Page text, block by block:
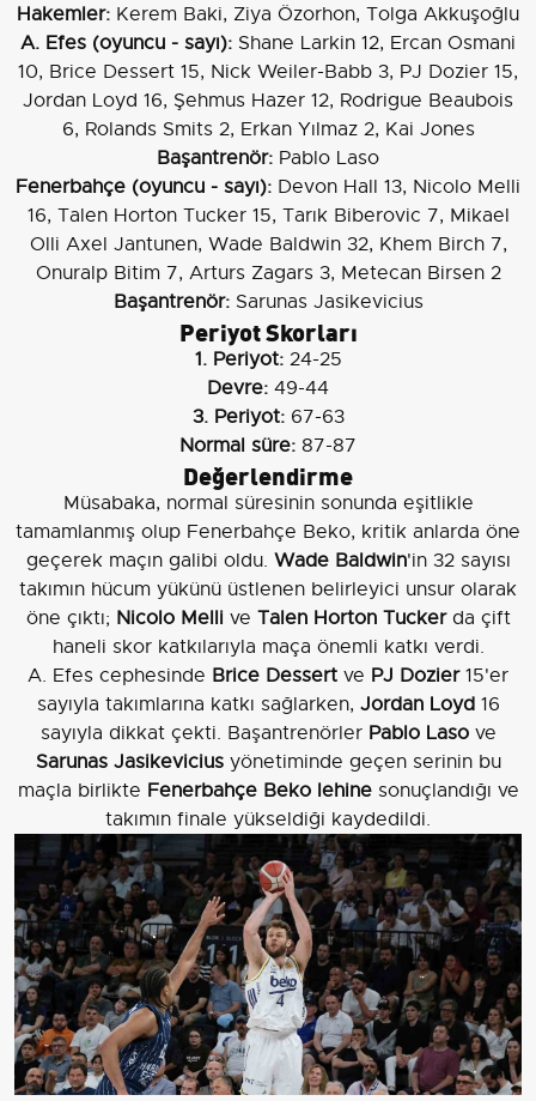
Hakemler: Kerem Baki, Ziya Özorhon, Tolga Akkuşoğlu
A. Efes (oyuncu - sayı): Shane Larkin 12, Ercan Osmani
10, Brice Dessert 15, Nick Weiler-Babb 3, PJ Dozier 15,
Jordan Loyd 16, Şehmus Hazer 12, Rodrigue Beaubois
6, Rolands Smits 2, Erkan Yılmaz 2, Kai Jones
Başantrenör: Pablo Laso
Fenerbahçe (oyuncu - sayı): Devon Hall 13, Nicolo Melli
16, Talen Horton Tucker 15, Tarık Biberovic 7, Mikael
Olli Axel Jantunen, Wade Baldwin 32, Khem Birch 7,
Onuralp Bitim 7, Arturs Zagars 3, Metecan Birsen 2
Başantrenör:Sarunas Jasikevicius
Periyot Skorları
1. Periyot:24-25
Devre: 49-44
3. Periyot:67-63
Normal süre: 87-87
Değerlendirme
Müsabaka, normal süresinin sonunda eşitlikle
tamamlanmış olup Fenerbahçe Beko, kritik anlarda öne
geçerek maçın galibi oldu. Wade Baldwin'in 32 sayısı
takımın hücum yükünü üstlenen belirleyici unsur olarak
öne çıktı; Nicolo Mellive Talen Horton Tuckerda çift
haneli skor katkılarıyla maça önemli katkı verdi.
A. Efes cephesinde Brice Dessert ve PJ Dozier15'er
sayıyla takımlarına katkı sağlarken, Jordan Loyd16
sayıyla dikkat çekti. Başantrenörler Pablo Lasove
Sarunas Jasikeviciusyönetiminde geçen serinin bu
maçla birlikte Fenerbahçe Beko lehinesonuçlandığı ve
takımın finale yükseldiği kaydedildi.